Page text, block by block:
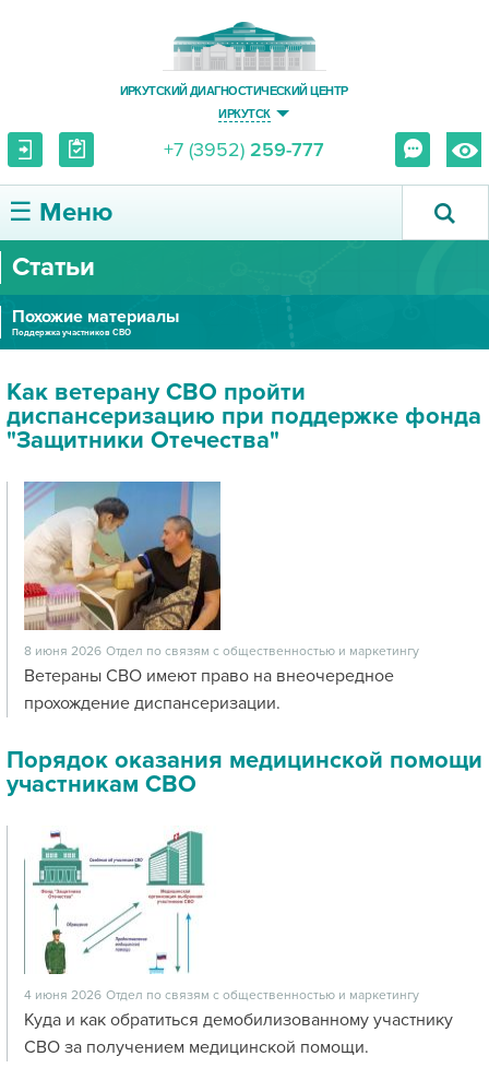
ИРКУТСКИЙ ДИАГНОСТИЧЕСКИЙ ЦЕНТР
ИРКУТСК
+7 (3952) 259-777
☰ Меню
О ЦЕНТРЕ
УСЛУГИ И ЦЕНЫ
ВРАЧУ
ПРАВОВАЯ ИНФОРМАЦИЯ
Статьи
Похожие материалы
Поддержка участников СВО
Как ветерану СВО пройти
диспансеризацию при поддержке фонда
"Защитники Отечества"
8 июня 2026 Отдел по связям с общественностью и маркетингу
Ветераны СВО имеют право на внеочередное
прохождение диспансеризации.
Порядок оказания медицинской помощи
участникам СВО
4 июня 2026 Отдел по связям с общественностью и маркетингу
Куда и как обратиться демобилизованному участнику
СВО за получением медицинской помощи.